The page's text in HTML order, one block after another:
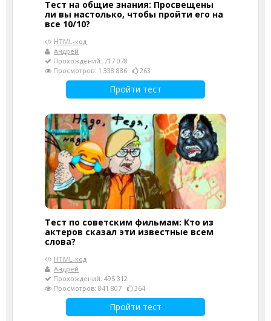
Тест на общие знания: Просвещены
ли вы настолько, чтобы пройти его на
все 10/10?
HTML-код
Андрей
Прохождений: 717 078
Просмотров: 1 338 886
263
Пройти тест
Тест по советским фильмам: Кто из
актеров сказал эти известные всем
слова?
HTML-код
Андрей
Прохождений: 495 312
Просмотров: 841 807
364
Пройти тест